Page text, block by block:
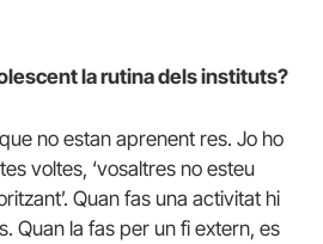
la rutina dels instituts?
no estan aprenent res. Jo ho
voltes, ‘vosaltres no esteu
Quan fas una activitat hi
Quan la fas per un fi extern, es